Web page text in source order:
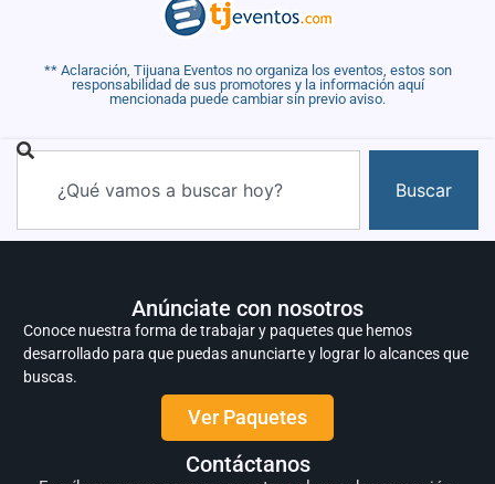
** Aclaración, Tijuana Eventos no organiza los eventos, estos son
responsabilidad de sus promotores y la información aquí
mencionada puede cambiar sin previo aviso.
Buscar
Anúnciate con nosotros
Conoce nuestra forma de trabajar y paquetes que hemos
desarrollado para que puedas anunciarte y lograr lo alcances que
buscas.
Ver Paquetes
Contáctanos